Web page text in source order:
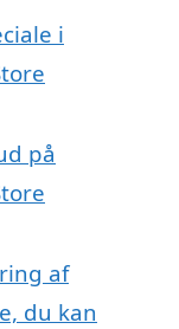
i
på
af
du kan